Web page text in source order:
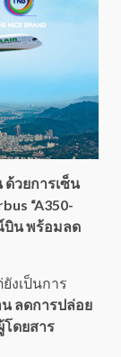
ด้วยการเซ็น
“A350-
บิน พร้อมลด
งเป็นการ
ลดการปล่อย
ดยสาร